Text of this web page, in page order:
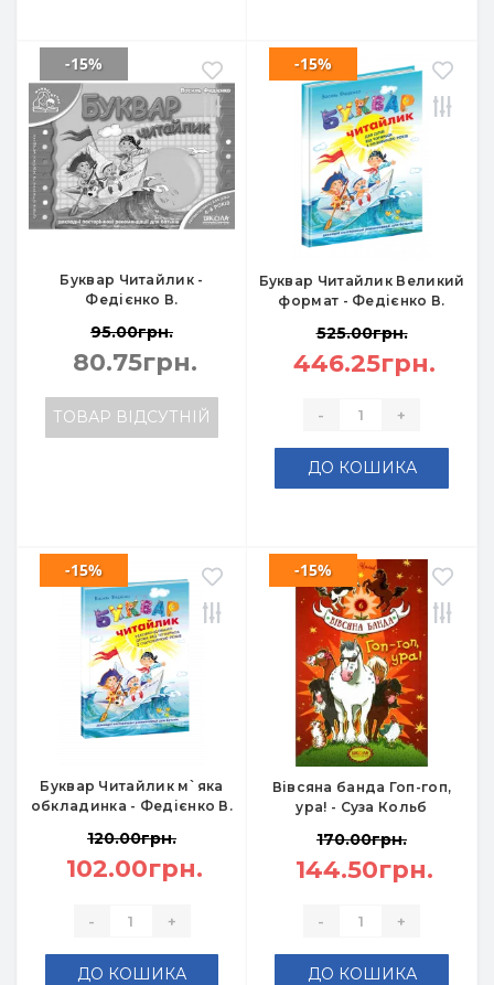
Буквар Читайлик -
Федієнко В.
-15%
95.00грн.
80.75грн.
ТОВАР ВІДСУТНІЙ
Буквар Читайлик Великий
формат - Федієнко В.
-15%
525.00грн.
446.25грн.
- +
ДО КОШИКА
Буквар Читайлик м`яка
обкладинка - Федієнко В.
-15%
120.00грн.
102.00грн.
- +
ДО КОШИКА
Вівсяна банда Гоп-гоп,
ура! - Суза Кольб
-15%
170.00грн.
144.50грн.
- +
ДО КОШИКА